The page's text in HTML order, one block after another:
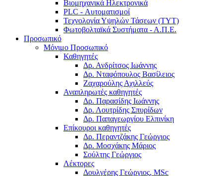
Βιομηχανικά Ηλεκτρονικά
PLC - Αυτοματισμοί
Τεχνολογία Υψηλών Τάσεων (ΤΥΤ)
Φωτοβολταϊκά Συστήματα - Α.Π.Ε.
Προσωπικό
Μόνιμο Προσωπικό
Καθηγητές
Δρ. Ανδρίτσος Ιωάννης
Δρ. Νταφόπουλος Βασίλειος
Ζαχαρούλης Αχιλλεύς
Αναπληρωτές καθηγητές
Δρ. Παρασίδης Ιωάννης
Δρ. Λουτρίδης Σπυρίδων
Δρ. Παπαγεωργίου Ελπινίκη
Επίκουροι καθηγητές
Δρ. Περαντζάκης Γεώργιος
Δρ. Μοσχάκης Μάριος
Σούλτης Γεώργιος
Λέκτορες
Δουλγέρης Γεώργιος, MSc